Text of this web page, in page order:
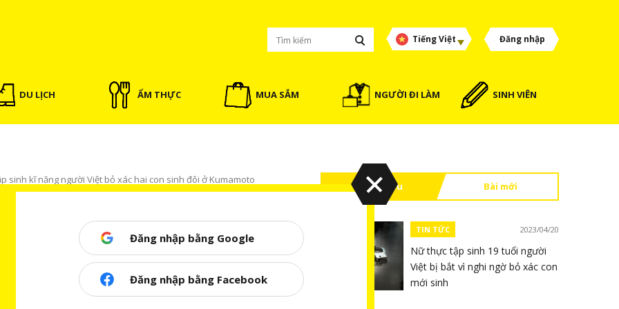
Tiếng Việt Đăng nhập
DU LỊCH ẨM THỰC MUA SẮM NGƯỜI ĐI LÀM SINH VIÊN
sinh kĩ năng người Việt bỏ xác hai con sinh đôi ở Kumamoto
người Việt bỏ xác hai con sinh
Đọc nhiều Bài mới
TIN TỨC 2023/04/20
Nữ thực tập sinh 19 tuổi người
Việt bị bắt vì nghi ngờ bỏ xác con
mới sinh
Đăng nhập bằng Google
Đăng nhập bằng Facebook